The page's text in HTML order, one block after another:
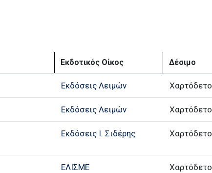
Εκδοτικός Οίκος Δέσιμο
Εκδόσεις Λειμών Χαρτόδετο
Εκδόσεις Λειμών Χαρτόδετο
Εκδόσεις Ι. Σιδέρης Χαρτόδετο
ΕΛΙΣΜΕ Χαρτόδετο